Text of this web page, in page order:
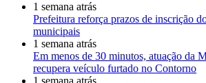
1 semana atrás
Prefeitura reforça prazos de inscrição
municipais
1 semana atrás
Em menos de 30 minutos, atuação da
recupera veículo furtado no Contorno
1 semana atrás